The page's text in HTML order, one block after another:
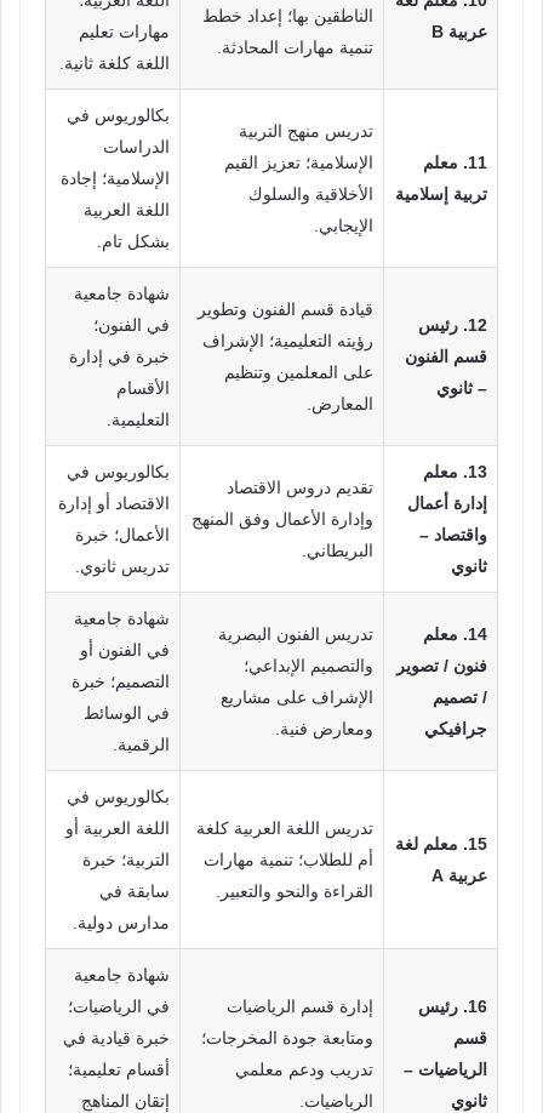
عربية B
الناطقين بها؛ إعداد خطط
تنمية مهارات المحادثة.
مهارات تعليم
اللغة كلغة ثانية.
11. معلم
تربية إسلامية
تدريس منهج التربية
الإسلامية؛ تعزيز القيم
الأخلاقية والسلوك
الإيجابي.
بكالوريوس في
الدراسات
الإسلامية؛ إجادة
اللغة العربية
بشكل تام.
12. رئيس
قسم الفنون
– ثانوي
قيادة قسم الفنون وتطوير
رؤيته التعليمية؛ الإشراف
على المعلمين وتنظيم
المعارض.
شهادة جامعية
في الفنون؛
خبرة في إدارة
الأقسام
التعليمية.
13. معلم
إدارة أعمال
واقتصاد –
ثانوي
تقديم دروس الاقتصاد
وإدارة الأعمال وفق المنهج
البريطاني.
بكالوريوس في
الاقتصاد أو إدارة
الأعمال؛ خبرة
تدريس ثانوي.
14. معلم
فنون / تصوير
/ تصميم
جرافيكي
تدريس الفنون البصرية
والتصميم الإبداعي؛
الإشراف على مشاريع
ومعارض فنية.
شهادة جامعية
في الفنون أو
التصميم؛ خبرة
في الوسائط
الرقمية.
15. معلم لغة
عربية A
تدريس اللغة العربية كلغة
أم للطلاب؛ تنمية مهارات
القراءة والنحو والتعبير.
بكالوريوس في
اللغة العربية أو
التربية؛ خبرة
سابقة في
مدارس دولية.
16. رئيس
قسم
الرياضيات –
ثانوي
إدارة قسم الرياضيات
ومتابعة جودة المخرجات؛
تدريب ودعم معلمي
الرياضيات.
شهادة جامعية
في الرياضيات؛
خبرة قيادية في
أقسام تعليمية؛
إتقان المناهج